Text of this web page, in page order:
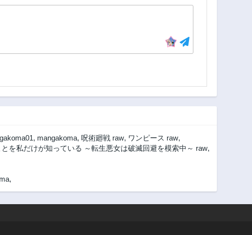
, mangakoma, 呪術廻戦 raw, ワンピース raw,
を私だけが知っている ～転生悪女は破滅回避を模索中～ raw,
,